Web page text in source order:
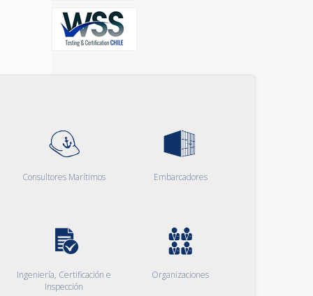
Consultores Marítimos Embarcadores
Ingeniería, Certificación e
Inspección
Organizaciones